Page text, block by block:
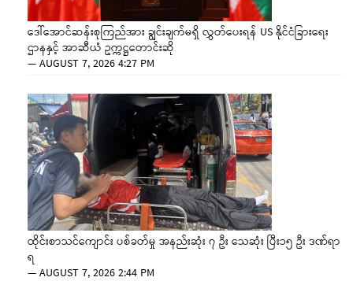
ဒေါ်အောင်ဆန်းစုကြည်အား ချွင်းချက်မရှိ လွှတ်ပေးရန် US နိုင်ငံခြားရေး
ဌာနနှင့် အာဆီယံ ဥက္ကဋ္ဌတောင်းဆို
—AUGUST 7, 2026 4:27 PM
ထိုင်းစာသင်ကျောင်း ပစ်ခတ်မှု အနည်းဆုံး ၇ ဦး သေဆုံး ပြီး၁၅ ဦး ဒဏ်ရာ
ရ
—AUGUST 7, 2026 2:44 PM